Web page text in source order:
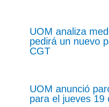
UOM analiza
pedirá un nuevo
CGT
UOM anunció
para el jueves 19